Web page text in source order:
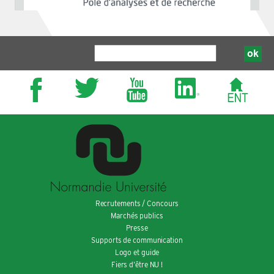
Recrutements / Concours
Marchés publics
Presse
Supports de communication
Logo et guide
Fiers d’être NU !